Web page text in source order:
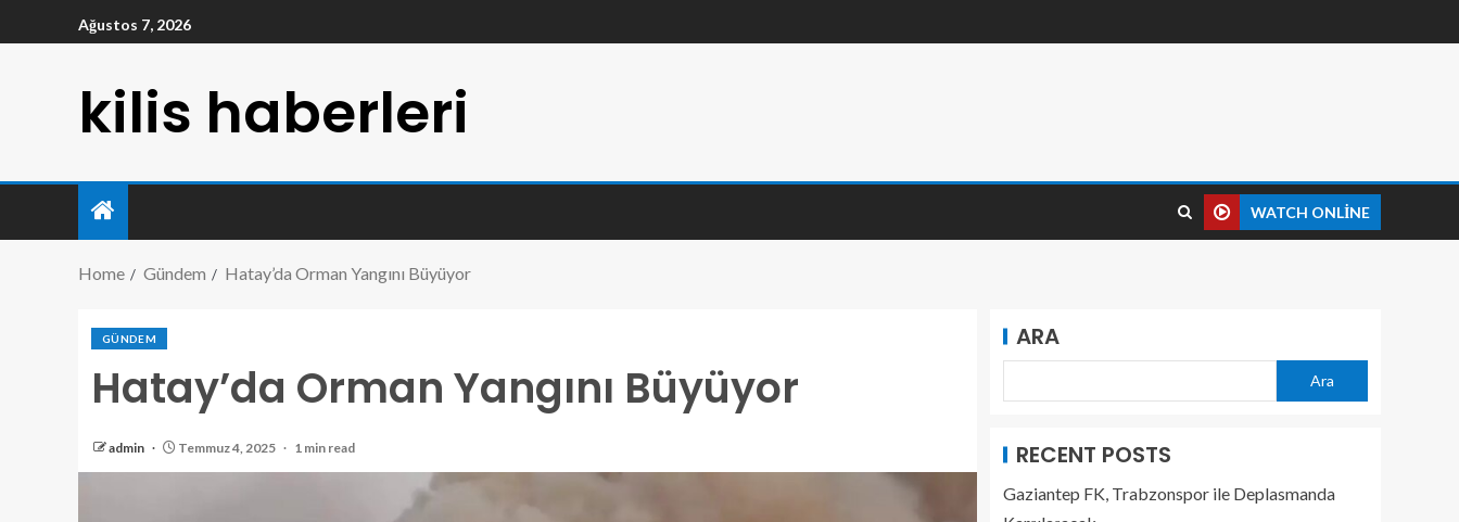
Ağustos 7, 2026
kilis haberleri
WATCH ONLINE
Home Gündem Hatay’da Orman Yangını Büyüyor
GÜNDEM
Hatay’da Orman Yangını Büyüyor
admin Temmuz 4, 2025 1 min read
ARA
Ara
RECENT POSTS
Gaziantep FK, Trabzonspor ile Deplasmanda